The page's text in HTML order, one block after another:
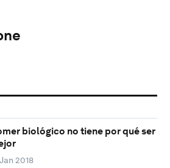
biológico no tiene por qué ser
2018